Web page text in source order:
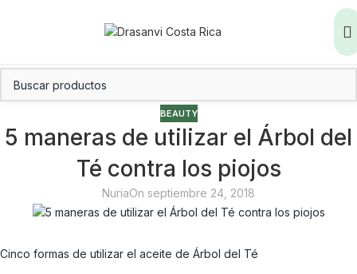
BEAUTY
5 maneras de utilizar el Árbol del
Té contra los piojos
NuriaOn septiembre 24, 2018
Cinco formas de utilizar el aceite de Árbol del Té